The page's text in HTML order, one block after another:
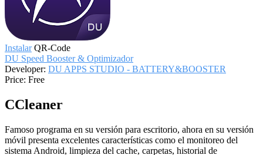
Instalar QR-Code
DU Speed Booster & Optimizador
Developer: DU APPS STUDIO - BATTERY&BOOSTER
Price: Free
CCleaner
Famoso programa en su versión para escritorio, ahora en su versión
móvil presenta excelentes características como el monitoreo del
sistema Android, limpieza del cache, carpetas, historial de